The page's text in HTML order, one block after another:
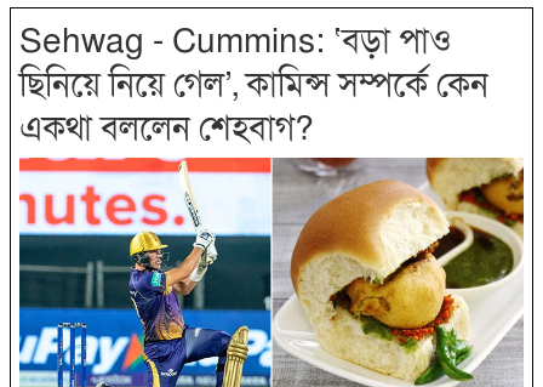
Sehwag - Cummins: ‘‌বড়া পাও
ছিনিয়ে নিয়ে গেল’‌, কামিন্স সম্পর্কে কেন
একথা বললেন শেহবাগ?‌